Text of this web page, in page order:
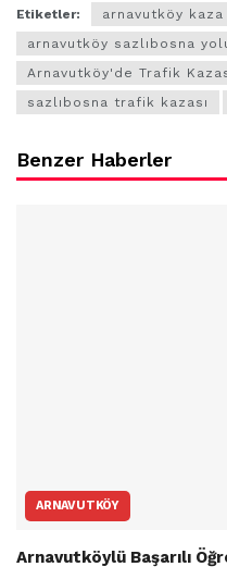
Etiketler: arnavutköy kaza
arnavutköy sazlıbosna
Arnavutköy'de Trafik
sazlıbosna trafik kazası
Benzer Haberler
ARNAVUTKÖY
Arnavutköylü Başarılı